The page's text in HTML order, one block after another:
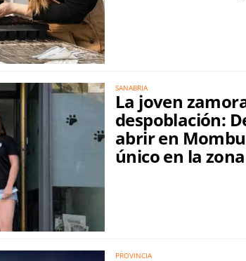
SANABRIA
La joven
despoblación:
abrir en
único en la zona
PROVINCIA